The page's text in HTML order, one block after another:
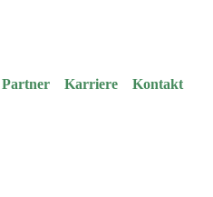
Partner Karriere Kontakt